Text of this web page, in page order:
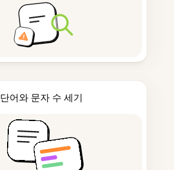
단어와 문자 수 세기